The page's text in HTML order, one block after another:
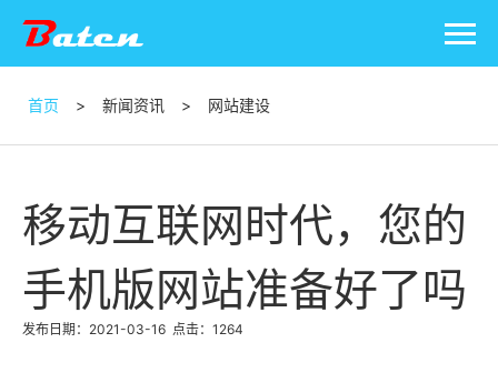
首页 > 新闻资讯 > 网站建设
移动互联网时代，您的
手机版网站准备好了吗
发布日期：2021-03-16 点击：1264